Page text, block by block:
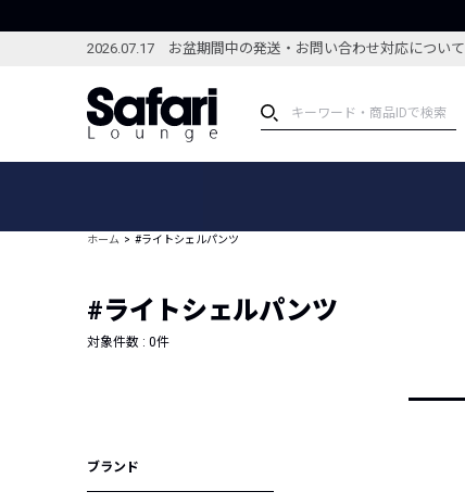
2026.07.17 お盆期間中の発送・お問い合わせ対応について
ブランドから探す
新着アイテム
編集部のおすすめアイテム
ホーム #ライトシェルパンツ
#ライトシェルパンツ
対象件数 : 0件
ブランド